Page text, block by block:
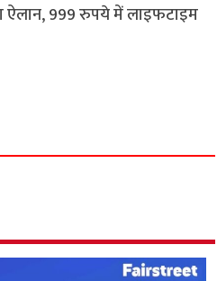
ऐलान, 999 रुपये में लाइफटाइम